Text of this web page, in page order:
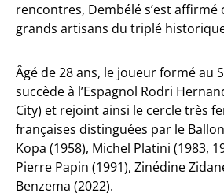
rencontres, Dembélé s’est affirmé
grands artisans du triplé
Âgé de 28 ans, le joueur formé au
succède à l’Espagnol Rodri
City) et rejoint ainsi le cercle très
françaises distinguées par le
Kopa (1958), Michel Platini (1983,
Pierre Papin (1991), Zinédine
Benzema (2022).